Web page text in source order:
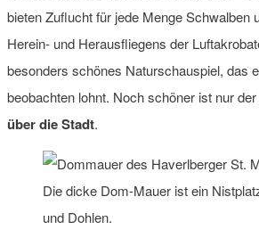
bieten Zuflucht für jede Menge Schwalben
Herein- und Herausfliegens der
besonders schönes Naturschauspiel, das
beobachten lohnt. Noch schöner ist nur der
über die Stadt.
Die dicke Dom-Mauer ist ein
und Dohlen.